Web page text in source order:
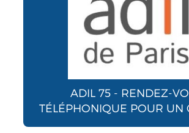
ADIL 75 - RENDEZ-
TÉLÉPHONIQUE POUR UN